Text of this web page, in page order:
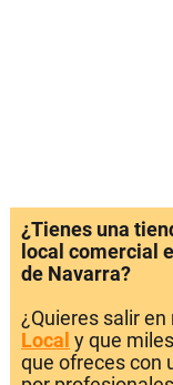
¿Tienes una
local comercial
de Navarra?
¿Quieres salir
Local y que
que ofreces con